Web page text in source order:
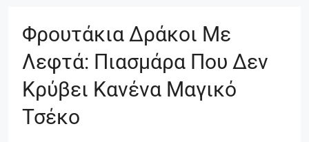
Φρουτάκια Δράκοι Με
Λεφτά: Πιασμάρα Που Δεν
Κρύβει Κανένα Μαγικό
Τσέκο